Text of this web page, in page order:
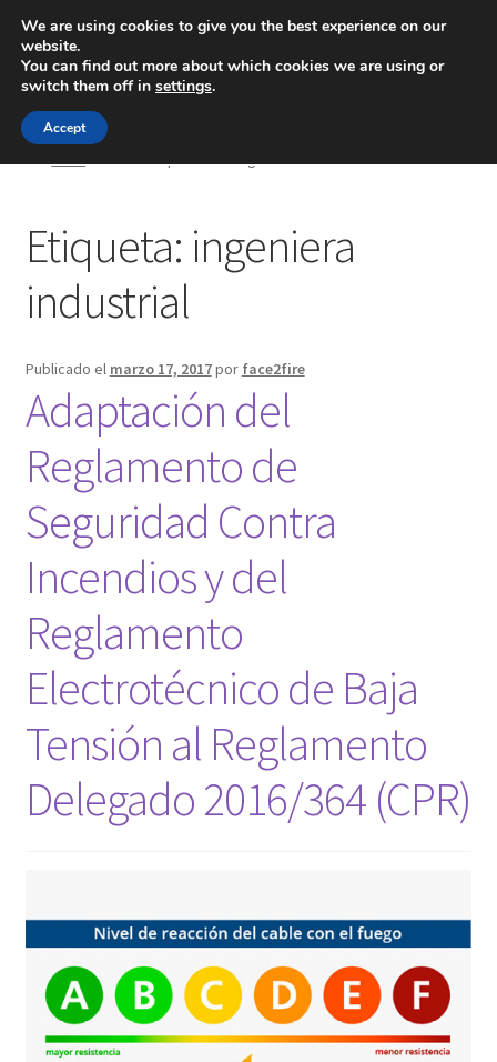
Inicio
Ingeniería
Contacto
Etiqueta: ingeniera
industrial
Publicado el marzo 17, 2017por face2fire
Adaptación del
Reglamento de
Seguridad Contra
Incendios y del
Reglamento
Electrotécnico de Baja
Tensión al Reglamento
Delegado 2016/364 (CPR)
We are using cookies to give you the best experience on our
website.
You can find out more about which cookies we are using or
switch them off in settings.
Accept